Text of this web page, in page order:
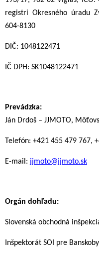
registri Okresného úradu
604-8130
DIČ: 1048122471
IČ DPH: SK1048122471
Prevádzka:
Ján Drdoš – JJMOTO,
Telefón: +421 455 479 767,
E-mail: jjmoto@jjmoto.sk
Orgán dohľadu:
Slovenská obchodná
Inšpektorát SOI pre